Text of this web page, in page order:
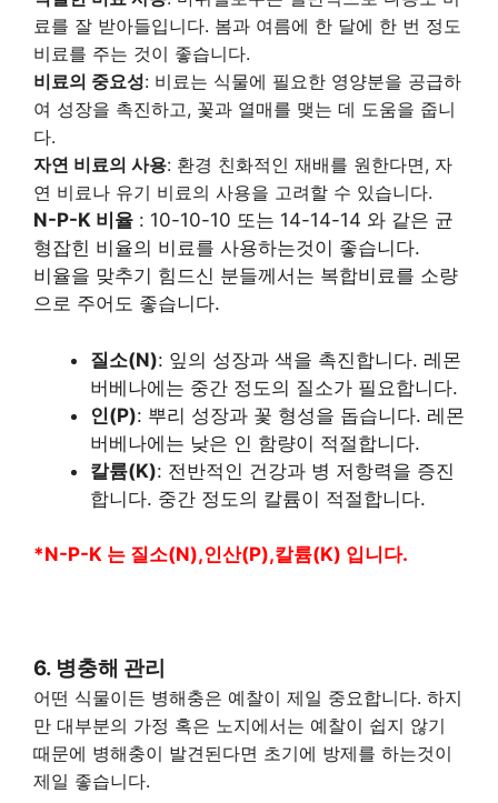
료를 잘 받아들입니다. 봄과 여름에 한 달에 한 번 정도
비료를 주는 것이 좋습니다.
비료의 중요성: 비료는 식물에 필요한 영양분을 공급하
여 성장을 촉진하고, 꽃과 열매를 맺는 데 도움을 줍니
다.
자연 비료의 사용: 환경 친화적인 재배를 원한다면, 자
연 비료나 유기 비료의 사용을 고려할 수 있습니다.
N-P-K 비율 : 10-10-10 또는 14-14-14 와 같은 균
형잡힌 비율의 비료를 사용하는것이 좋습니다.
비율을 맞추기 힘드신 분들께서는 복합비료를 소량
으로 주어도 좋습니다.
질소(N): 잎의 성장과 색을 촉진합니다. 레몬
버베나에는 중간 정도의 질소가 필요합니다.
인(P): 뿌리 성장과 꽃 형성을 돕습니다. 레몬
버베나에는 낮은 인 함량이 적절합니다.
칼륨(K): 전반적인 건강과 병 저항력을 증진
합니다. 중간 정도의 칼륨이 적절합니다.
*N-P-K 는 질소(N),인산(P),칼륨(K) 입니다.
6. 병충해 관리
어떤 식물이든 병해충은 예찰이 제일 중요합니다. 하지
만 대부분의 가정 혹은 노지에서는 예찰이 쉽지 않기
때문에 병해충이 발견된다면 초기에 방제를 하는것이
제일 좋습니다.